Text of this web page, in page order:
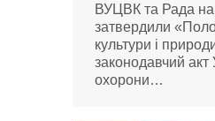
ВУЦВК та Рада
затвердили
культури і
законодавчий акт
охорони…